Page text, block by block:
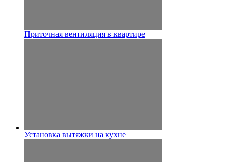
Приточная вентиляция в квартире
Установка вытяжки на кухне